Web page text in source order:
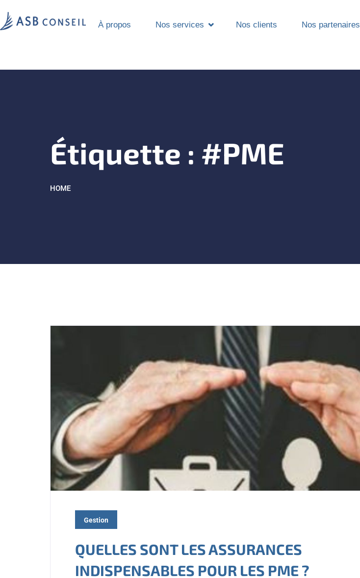
À propos Nos services Nos clients Nos partenaires
Étiquette : #PME
HOME
Gestion
QUELLES SONT LES ASSURANCES
INDISPENSABLES POUR LES PME ?